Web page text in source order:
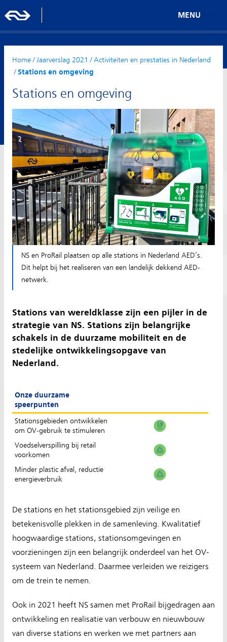
MENU
Home/ Jaarverslag 2021 / Activiteiten en prestaties in Nederland
/ Stations en omgeving
Stations en omgeving
NS en ProRail plaatsen op alle stations in Nederland AED’s.
Dit helpt bij het realiseren van een landelijk dekkend AED-
netwerk.
Stations van wereldklasse zijn een pijler in de
strategie van NS. Stations zijn belangrijke
schakels in de duurzame mobiliteit en de
stedelijke ontwikkelingsopgave van
Nederland.
Onze duurzame
speerpunten
Stationsgebieden ontwikkelen
om OV-gebruik te stimuleren
Voedselverspilling bij retail
voorkomen
Minder plastic afval, reductie
energieverbruik
De stations en het stationsgebied zijn veilige en
betekenisvolle plekken in de samenleving. Kwalitatief
hoogwaardige stations, stationsomgevingen en
voorzieningen zijn een belangrijk onderdeel van het OV-
systeem van Nederland. Daarmee verleiden we reizigers
om de trein te nemen.
Ook in 2021 heeft NS samen met ProRail bijgedragen aan
ontwikkeling en realisatie van verbouw en nieuwbouw
van diverse stations en werken we met partners aan